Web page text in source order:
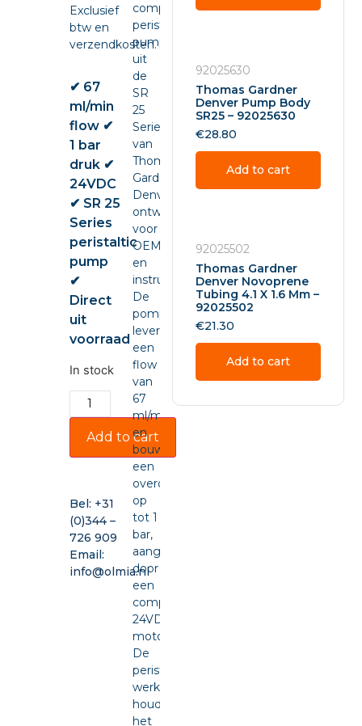
Exclusief
btw en
verzendkosten.
✔ 67
ml/min
flow ✔
1 bar
druk ✔
24VDC
✔ SR 25
Series
peristaltic
pump
✔
Direct
uit
voorraad
In stock
Add to cart
Bel: +31
(0)344 –
726 909
Email:
info@olmia.nl
compacte
peristaltic
pump
uit
de
SR
25
Series
van
Thomas
Gardner
Denver,
ontwikkeld
voor
OEM-
en
instrumentintegratie.
De
pomp
levert
een
flow
van
67
ml/min
en
bouwt
een
overdruk
op
tot 1
bar,
aangedreven
door
een
compacte
24VDC-
motor.
De
peristaltische
werking
houdt
het
92025630
Thomas Gardner
Denver Pump Body
SR25 – 92025630
€28.80
Add to cart
92025502
Thomas Gardner
Denver Novoprene
Tubing 4.1 X 1.6 Mm –
92025502
€21.30
Add to cart